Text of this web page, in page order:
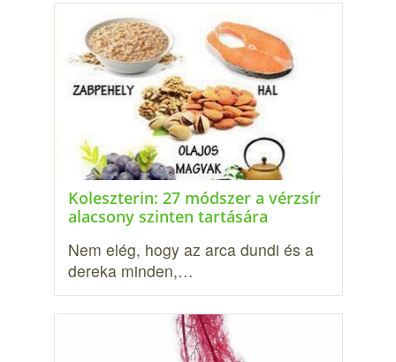
Koleszterin: 27 módszer a vérzsír
alacsony szinten tartására
Nem elég, hogy az arca dundi és a
dereka minden,…